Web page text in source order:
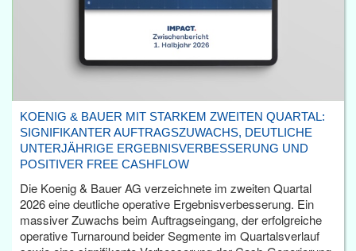
KOENIG & BAUER MIT STARKEM ZWEITEN QUARTAL:
SIGNIFIKANTER AUFTRAGSZUWACHS, DEUTLICHE
UNTERJÄHRIGE ERGEBNISVERBESSERUNG UND
POSITIVER FREE CASHFLOW
Die Koenig & Bauer AG verzeichnete im zweiten Quartal
2026 eine deutliche operative Ergebnisverbesserung. Ein
massiver Zuwachs beim Auftragseingang, der erfolgreiche
operative Turnaround beider Segmente im Quartalsverlauf